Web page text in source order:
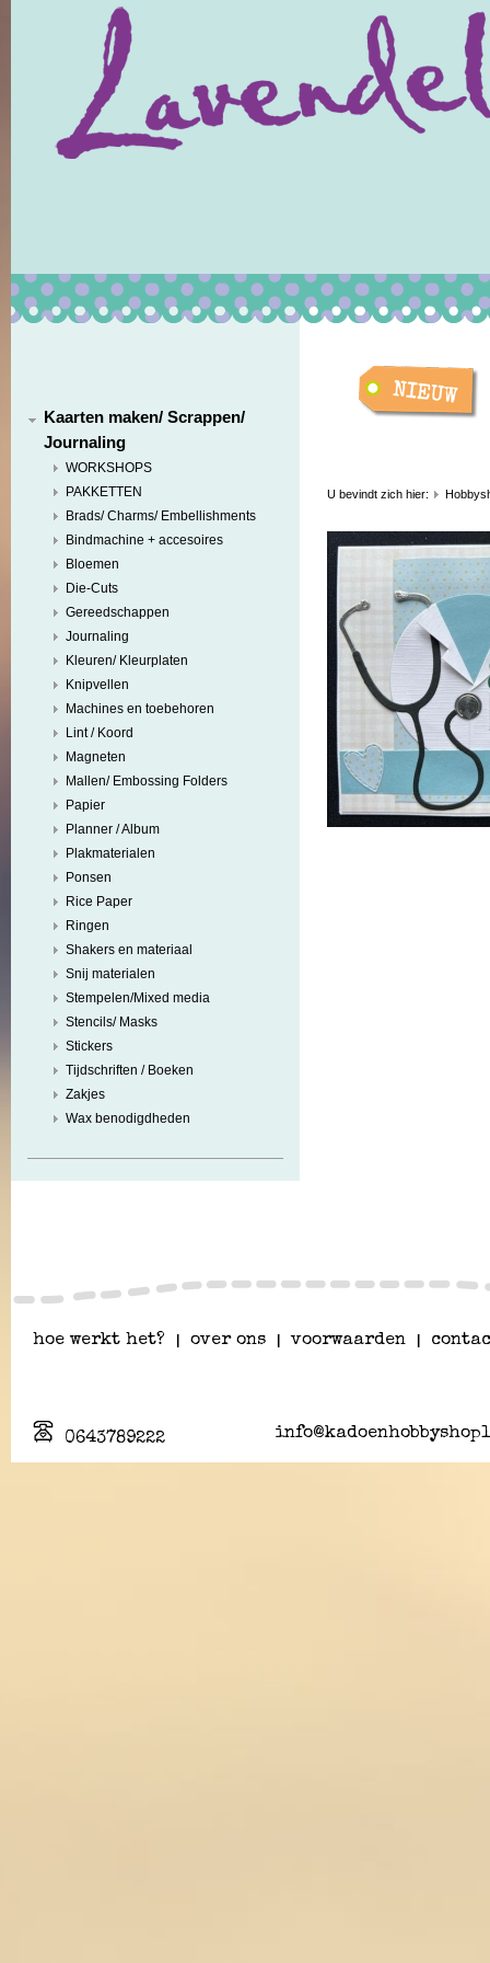
Kaarten maken/ Scrappen/
Journaling
WORKSHOPS
PAKKETTEN
Brads/ Charms/ Embellishments
Bindmachine + accesoires
Bloemen
Die-Cuts
Gereedschappen
Journaling
Kleuren/ Kleurplaten
Knipvellen
Machines en toebehoren
Lint / Koord
Magneten
Mallen/ Embossing Folders
Papier
Planner / Album
Plakmaterialen
Ponsen
Rice Paper
Ringen
Shakers en materiaal
Snij materialen
Stempelen/Mixed media
Stencils/ Masks
Stickers
Tijdschriften / Boeken
Zakjes
Wax benodigdheden
U bevindt zich hier:
hoe werkt het? over ons voorwaarden
0643789222